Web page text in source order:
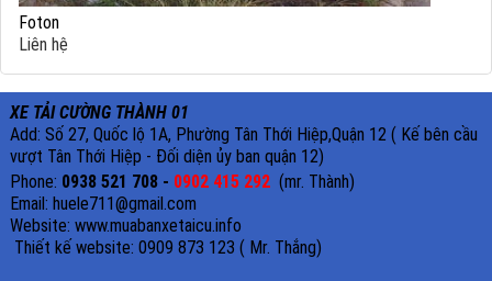
Foton
Liên hệ
XE TẢI CƯỜNG THÀNH 01
Add: Số 27, Quốc lộ 1A, Phường Tân Thới Hiệp,Quận 12 ( Kế bên cầu
vượt Tân Thới Hiệp - Đối diện ủy ban quận 12)
Phone: 0938 521 708 - 0902 415 292 (mr. Thành)
Email: huele711@gmail.com
Website: www.muabanxetaicu.info
Thiết kế website: 0909 873 123 ( Mr. Thắng)